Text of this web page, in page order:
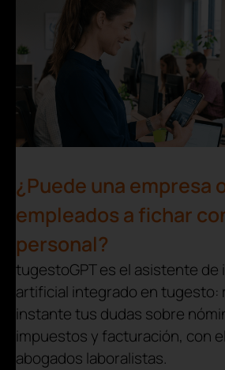
¿Puede una empresa
empleados a fichar
personal?
tugestoGPT es el asistente de
artificial integrado en tugesto:
instante tus dudas sobre
impuestos y facturación, con
abogados laboralistas.